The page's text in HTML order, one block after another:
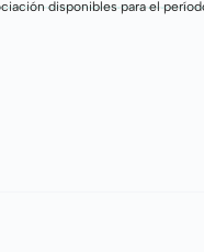
disponibles para el